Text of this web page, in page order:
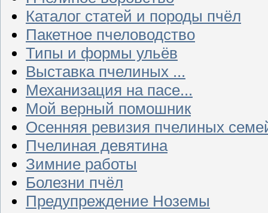
Каталог статей и породы пчёл
Пакетное пчеловодство
Типы и формы ульёв
Выставка пчелиных ...
Механизация на пасе...
Мой верный помошник
Осенняя ревизия пчелиных
Пчелиная девятина
Зимние работы
Болезни пчёл
Предупреждение Ноземы